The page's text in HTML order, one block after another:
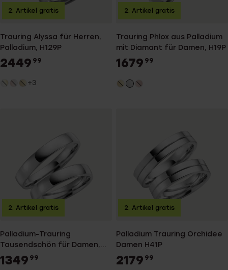
Trauring Alyssa für Herren,
Palladium, H129P
2449 99
+3
2. Artikel gratis
Trauring Phlox aus Palladium
mit Diamant für Damen, H19P
1679 99
2. Artikel gratis
Palladium-Trauring
Tausendschön für Damen,
H55P
1349 99
2. Artikel gratis
Palladium Trauring Orchidee
Damen H41P
2179 99
2. Artikel gratis